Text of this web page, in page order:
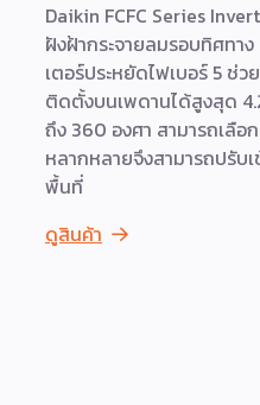
Daikin FCFC Series
ฝังฝ้ากระจายลมรอบทิศทา
เตอร์ประหยัดไฟเบอร์ 5 ช่ว
ติดตั้งบนเพดานได้สูงสุด
ถึง 360 องศา สามารถเลื
หลากหลายจึงสามารถปรั
พื้นที่
ดูสินค้า